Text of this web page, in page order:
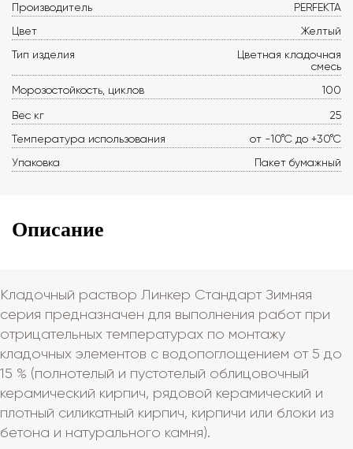
Производитель
PERFEKTA
Цвет
Желтый
Тип изделия
Цветная кладочная
смесь
Морозостойкость, циклов
100
Вес кг
25
Температура использования
от -10°С до +30°С
Упаковка
Пакет бумажный
Описание
Кладочный раствор Линкер Стандарт Зимняя
серия предназначен для выполнения работ при
отрицательных температурах по монтажу
кладочных элементов с водопоглощением от 5 до
15 % (полнотелый и пустотелый облицовочный
керамический кирпич, рядовой керамический и
плотный силикатный кирпич, кирпичи или блоки из
бетона и натурального камня).